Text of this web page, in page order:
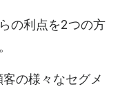
の利点を2つの方
の様々なセグメ